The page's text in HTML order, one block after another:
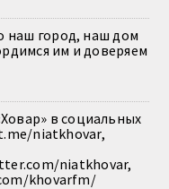
наш город, наш дом
им и доверяем
в социальных
niatkhovar,
niatkhovar,
khovarfm/